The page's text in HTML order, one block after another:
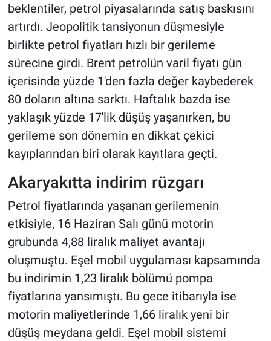
beklentiler, petrol piyasalarında satış baskısını
artırdı. Jeopolitik tansiyonun düşmesiyle
birlikte petrol fiyatları hızlı bir gerileme
sürecine girdi. Brent petrolün varil fiyatı gün
içerisinde yüzde 1'den fazla değer kaybederek
80 doların altına sarktı. Haftalık bazda ise
yaklaşık yüzde 17'lik düşüş yaşanırken, bu
gerileme son dönemin en dikkat çekici
kayıplarından biri olarak kayıtlara geçti.
Akaryakıtta indirim rüzgarı
Petrol fiyatlarında yaşanan gerilemenin
etkisiyle, 16 Haziran Salı günü motorin
grubunda 4,88 liralık maliyet avantajı
oluşmuştu. Eşel mobil uygulaması kapsamında
bu indirimin 1,23 liralık bölümü pompa
fiyatlarına yansımıştı. Bu gece itibarıyla ise
motorin maliyetlerinde 1,66 liralık yeni bir
düşüş meydana geldi. Eşel mobil sistemi